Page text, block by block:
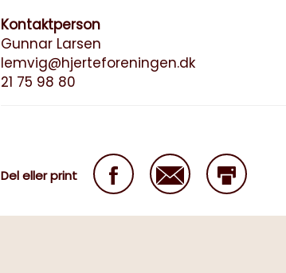
Kontaktperson
Gunnar Larsen
lemvig@hjerteforeningen.dk
21 75 98 80
Del eller print